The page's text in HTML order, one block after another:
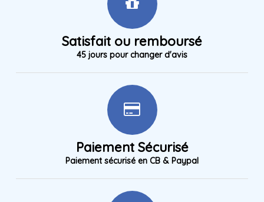
Satisfait ou remboursé
45 jours pour changer d'avis
Paiement Sécurisé
Paiement sécurisé en CB & Paypal